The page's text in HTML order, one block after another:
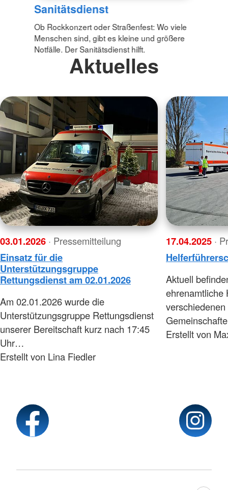
Sanitätsdienst
Ob Rockkonzert oder Straßenfest: Wo viele
Menschen sind, gibt es kleine und größere
Notfälle. Der Sanitätsdienst hilft.
Aktuelles
03.01.2026 · Pressemitteilung
Einsatz für die
Unterstützungsgruppe
Rettungsdienst am 02.01.2026
Am 02.01.2026 wurde die
Unterstützungsgruppe Rettungsdienst
unserer Bereitschaft kurz nach 17:45
Uhr…
Erstellt von Lina Fiedler
17.04.2025 ·
Aktuell
ehrenamtliche
verschiedenen
Erstellt von